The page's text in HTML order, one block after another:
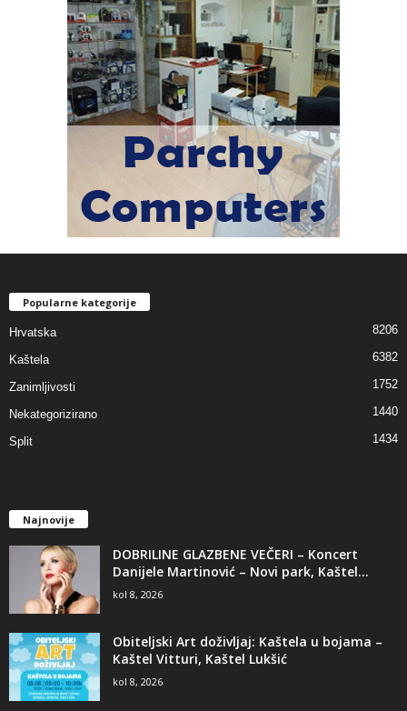
Popularne kategorije
Hrvatska 8206
Kaštela 6382
Zanimljivosti 1752
Nekategorizirano 1440
Split 1434
Najnovije
DOBRILINE GLAZBENE VEČERI – Koncert
Danijele Martinović – Novi park, Kaštel...
kol 8, 2026
Obiteljski Art doživljaj: Kaštela u bojama –
Kaštel Vitturi, Kaštel Lukšić
kol 8, 2026